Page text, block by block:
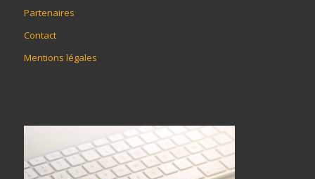
Partenaires
Contact
Mentions légales